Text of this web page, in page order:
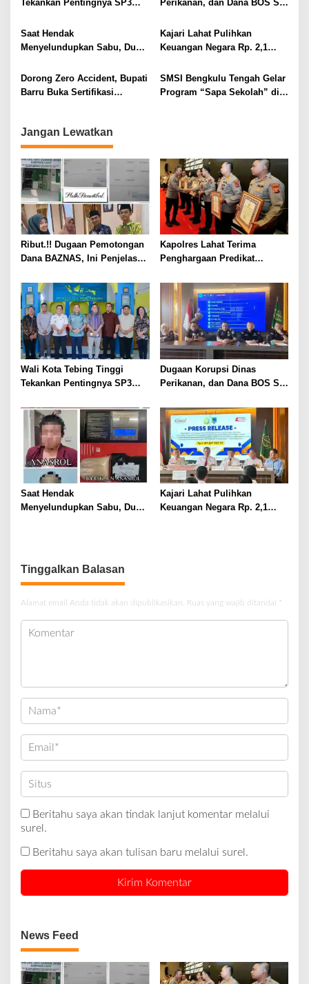
Tekankan Pentingnya SP3
Perikanan, dan Dana BOS SD
Terus Dipertajam Kajari Lahat
Saat Hendak
Menyelundupkan Sabu, Dua
Kajari Lahat Pulihkan
Keuangan Negara Rp. 2,1
Dorong Zero Accident, Bupati
Barru Buka Sertifikasi
SMSI Bengkulu Tengah Gelar
Program “Sapa Sekolah” di
Jangan Lewatkan
Ribut.!! Dugaan Pemotongan
Dana BAZNAS, Ini Penjelasan
Kapolres Lahat Terima
Penghargaan Predikat
Sumsel Tahun 2026
Wali Kota Tebing Tinggi
Tekankan Pentingnya SP3
Dugaan Korupsi Dinas
Perikanan, dan Dana BOS SD
Terus Dipertajam Kajari Lahat
Saat Hendak
Menyelundupkan Sabu, Dua
Kajari Lahat Pulihkan
Keuangan Negara Rp. 2,1
Tinggalkan Balasan
Alamat email Anda tidak akan dipublikasikan. Ruas yang wajib ditandai *
Beritahu saya akan tindak lanjut komentar melalui
surel.
Beritahu saya akan tulisan baru melalui surel.
News Feed